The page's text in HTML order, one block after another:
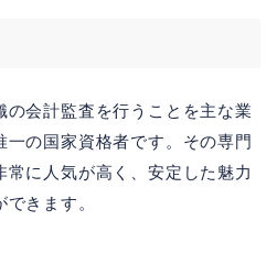
会計監査を行うことを主な業
の国家資格者です。その専門
に人気が高く、安定した魅力
きます。